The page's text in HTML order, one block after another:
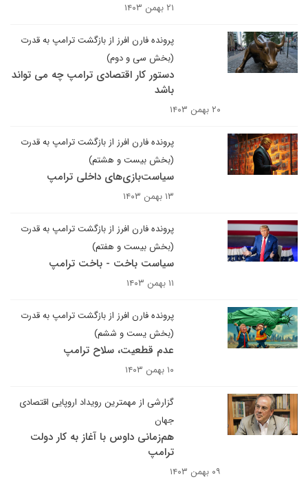
۲۱ بهمن ۱۴۰۳
پرونده فارن افرز از بازگشت ترامپ به قدرت
(بخش سی‌ و دوم)
دستور کار اقتصادی ترامپ چه می تواند
باشد
۲۰ بهمن ۱۴۰۳
پرونده فارن افرز از بازگشت ترامپ به قدرت
(بخش بیست و هشتم)
سیاست‌بازی‌های داخلی ترامپ
۱۳ بهمن ۱۴۰۳
پرونده فارن افرز از بازگشت ترامپ به قدرت
(بخش بیست و هفتم)
سیاست باخت - باخت ترامپ
۱۱ بهمن ۱۴۰۳
پرونده فارن افرز از بازگشت ترامپ به قدرت
(بخش یست و ششم)
عدم قطعیت، سلاح ترامپ
۱۰ بهمن ۱۴۰۳
گزارشی از مهمترین رویداد اروپایی اقتصادی
جهان
هم‌زمانی داوس با آغاز به کار دولت
ترامپ
۰۹ بهمن ۱۴۰۳